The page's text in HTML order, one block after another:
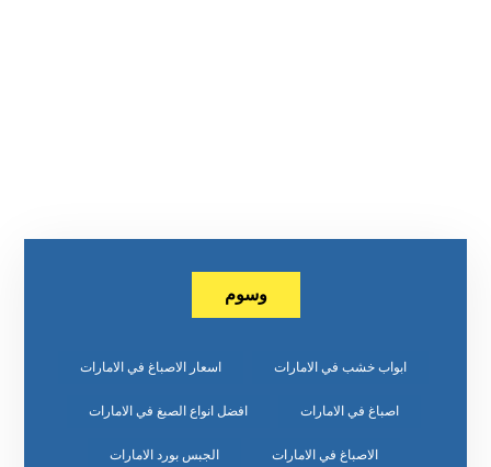
وسوم
ابواب خشب في الامارات اسعار الاصباغ في الامارات
اصباغ في الامارات افضل انواع الصبغ في الامارات
الاصباغ في الامارات الجبس بورد الامارات